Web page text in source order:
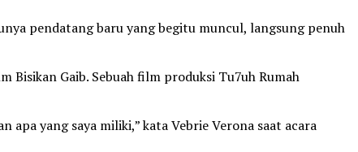
pendatang baru yang begitu muncul, langsung penuh
Gaib. Sebuah film produksi Tu7uh Rumah
yang saya miliki,” kata Vebrie Verona saat acara